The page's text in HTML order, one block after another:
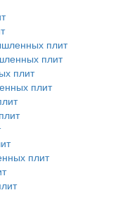
плит
плит
плит
плит
плит